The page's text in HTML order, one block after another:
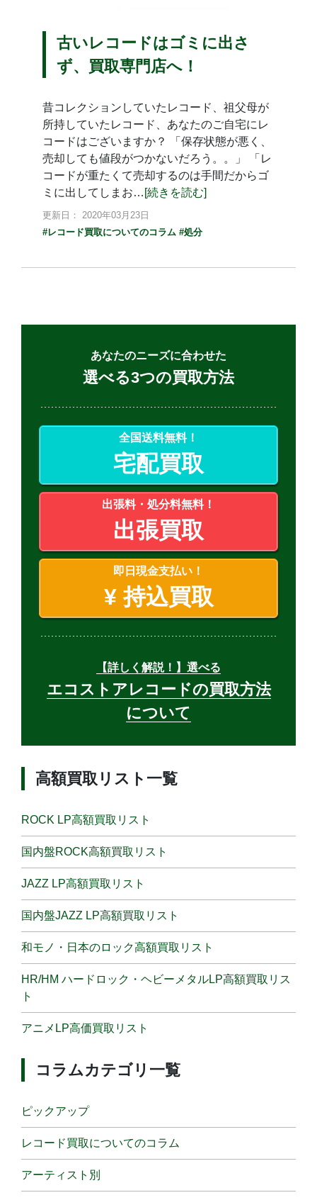
古いレコードはゴミに出さ
ず、買取専門店へ！
昔コレクションしていたレコード、祖父母が
所持していたレコード、あなたのご自宅にレ
コードはございますか？ 「保存状態が悪く、
売却しても値段がつかないだろう。。」 「レ
コードが重たくて売却するのは手間だからゴ
ミに出してしまお… [続きを読む]
更新日： 2020年03月23日
#レコード買取についてのコラム #処分
あなたのニーズに合わせた
選べる3つの買取方法
全国送料無料！
宅配買取
出張料・処分料無料！
出張買取
即日現金支払い！
¥持込買取
【詳しく解説！】選べる
エコストアレコードの買取方法
について
高額買取リスト一覧
ROCK LP高額買取リスト
国内盤ROCK高額買取リスト
JAZZ LP高額買取リスト
国内盤JAZZ LP高額買取リスト
和モノ・日本のロック高額買取リスト
HR/HM ハードロック・ヘビーメタルLP高額買取リス
ト
アニメLP高価買取リスト
コラムカテゴリ一覧
ピックアップ
レコード買取についてのコラム
アーティスト別